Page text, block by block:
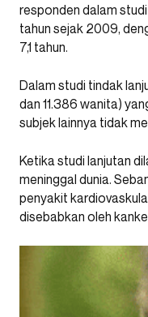
responden dalam
tahun sejak 2009,
7,1 tahun.
Dalam studi tindak
dan 11.386 wanita)
subjek lainnya tidak
Ketika studi lanjutan
meninggal dunia.
penyakit
disebabkan oleh